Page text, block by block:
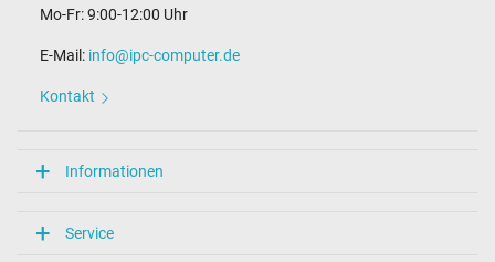
Mo-Fr: 9:00-12:00 Uhr
E-Mail: info@ipc-computer.de
Kontakt
Informationen
Service